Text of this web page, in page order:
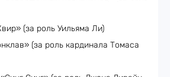
(за роль Уильяма Ли)
(за роль кардинала Томаса